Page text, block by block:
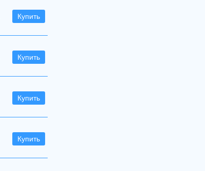
Купить
Купить
Купить
Купить